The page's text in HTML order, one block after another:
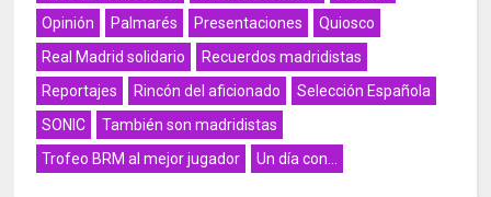
Opinión
Palmarés Presentaciones
Quiosco
Real Madrid solidario
Recuerdos madridistas
Reportajes
Rincón del aficionado
Selección Española
SONIC
También son madridistas
Trofeo BRM al mejor jugador
Un día con...